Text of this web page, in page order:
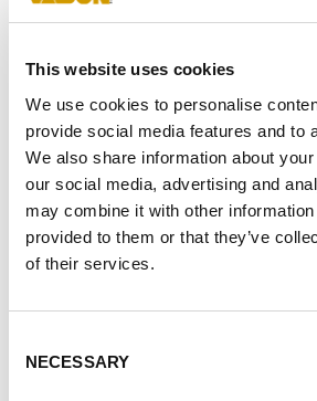
This website uses cookies
We use cookies to personalise
provide social media features and to
We also share information about
our social media, advertising and
may combine it with other information
provided to them or that they’ve
of their services.
Selection
NECESSARY
E-
MAIL*
SUITE AUXINFORMATIONSREÇUES,
PERSONNELLES.